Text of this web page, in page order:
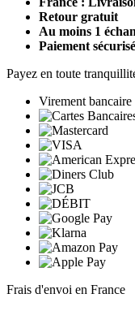
Retour gratuit
Au moins 1
Paiement sécurisé
Payez en toute
Virement bancaire
Frais d'envoi en France